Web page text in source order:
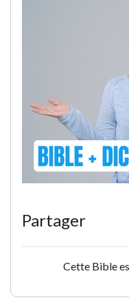
Partager
Cette Bible